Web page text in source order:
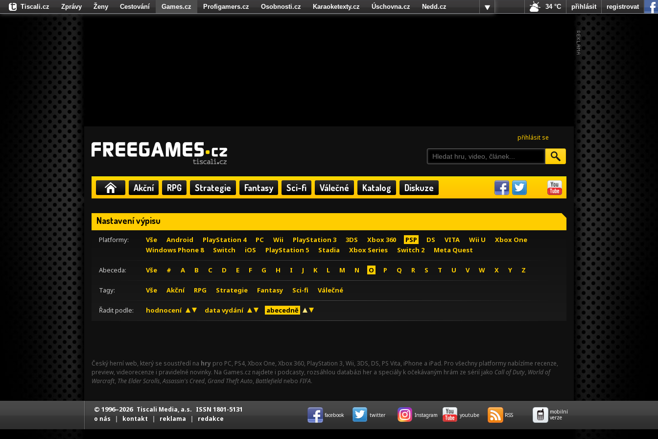
přihlásit se
Akční RPG Strategie Fantasy Sci-fi Válečné Katalog Diskuze
Nastavení výpisu
Platformy: Vše Android PlayStation 4 PC Wii PlayStation 3 3DS Xbox 360 PSP DS VITA Wii U
Xbox One
Windows Phone 8
Switch iOS PlayStation 5 Stadia Xbox Series Switch 2 Meta Quest
Abeceda: Vše # A B C D E F G H I J K L M N O P Q R S T U V W X Y Z
Tagy: Vše Akční RPG Strategie Fantasy Sci-fi Válečné
Řadit podle: hodnocení data vydání abecedně
Český herní web, který se soustředí na hry pro PC, PS4, Xbox One, Xbox 360, PlayStation 3, Wii, 3DS, DS, PS Vita, iPhone a iPad. Pro všechny platformy nabízíme recenze,
preview, videorecenze i pravidelné novinky. Na Games.cz najdete i podcasty, rozsáhlou databázi her a speciály k očekávaným hrám ze sérií jako Call of Duty, World of
Warcraft, The Elder Scrolls,Assassin's Creed, Grand Theft Auto, Battlefield nebo FIFA.
Tiscali.cz Zprávy Ženy Cestování Games.cz Profigamers.cz Osobnosti.cz Karaoketexty.cz Úschovna.cz
Nedd.cz
Fights.cz
34 °C přihlásit registrovat
© 1996–2026 Tiscali Media, a.s. ISSN 1801-5131
o nás | kontakt | reklama | redakce facebook twitter Instagram youtube RSS
mobilní
verze